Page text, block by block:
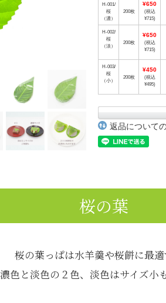
H-001/
桜
（濃）
200枚
¥650
(税込
¥715)
H-002/
桜
（淡）
200枚
¥650
(税込
¥715)
H-003/
桜
（小）
200枚
¥450
(税込
¥495)
返品について
桜の葉
桜の葉っぱは水羊羹や桜餅に最適
色と淡色の２色、淡色はサイズ小